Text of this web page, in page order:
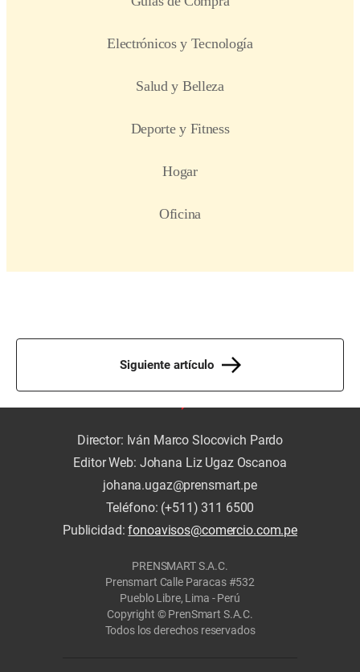
Siguiente artículo
Director: Iván Marco Slocovich Pardo
Editor Web: Johana Liz Ugaz Oscanoa
johana.ugaz@prensmart.pe
Teléfono: (+511) 311 6500
Publicidad:fonoavisos@comercio.com.pe
PRENSMART S.A.C.
Prensmart Calle Paracas #532
Pueblo Libre, Lima - Perú
Copyright © PrenSmart S.A.C.
Todos los derechos reservados